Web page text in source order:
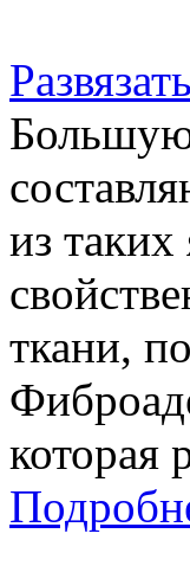
Большую
из
ткани,
которая